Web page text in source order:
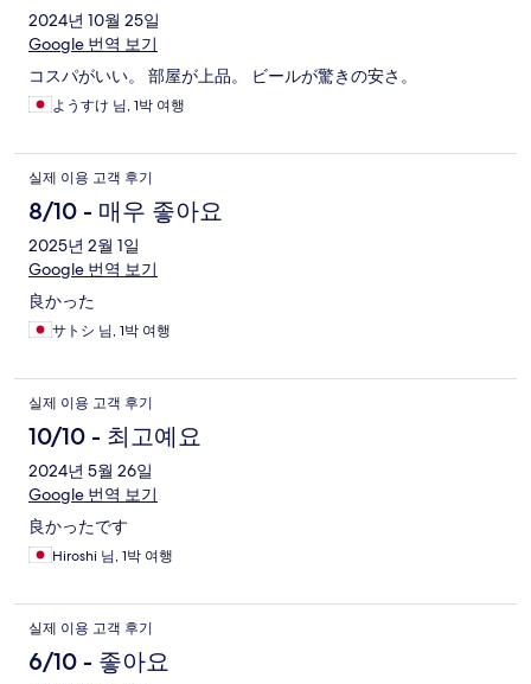
2024년 10월 25일
Google 번역 보기
コスパがいい。 部屋が上品。 ビールが驚きの安さ。
ようすけ 님, 1박 여행
실제 이용 고객 후기
8/10 - 매우 좋아요
2025년 2월 1일
Google 번역 보기
良かった
サトシ 님, 1박 여행
실제 이용 고객 후기
10/10 - 최고예요
2024년 5월 26일
Google 번역 보기
良かったです
Hiroshi 님, 1박 여행
실제 이용 고객 후기
6/10 - 좋아요